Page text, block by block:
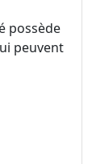
possède
peuvent